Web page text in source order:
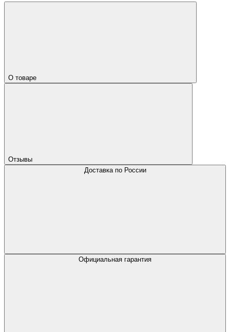
О товаре
Отзывы
Доставка по России
Официальная гарантия